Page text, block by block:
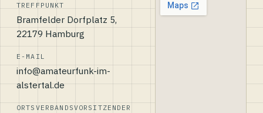
TREFFPUNKT
Bramfelder Dorfplatz 5,
22179 Hamburg
E-MAIL
info@amateurfunk-im-
alstertal.de
ORTSVERBANDSVORSITZENDER